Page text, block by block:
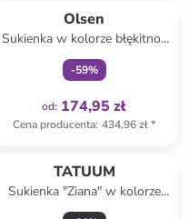
Olsen
Sukienka w kolorze błękitno-
granatowym
-59%
od: 174,95 zł
Cena producenta: 434,96 zł*
TATUUM
Sukienka "Ziana" w kolorze
koralowym